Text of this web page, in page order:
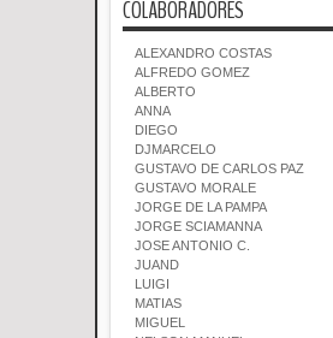
COLABORADORES
ALEXANDRO COSTAS
ALFREDO GOMEZ
ALBERTO
ANNA
DIEGO
DJMARCELO
GUSTAVO DE CARLOS PAZ
GUSTAVO MORALE
JORGE DE LA PAMPA
JORGE SCIAMANNA
JOSE ANTONIO C.
JUAND
LUIGI
MATIAS
MIGUEL